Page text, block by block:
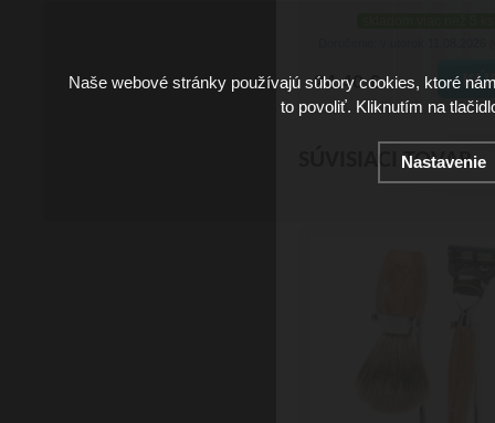
24.40 €
SÚVISIACI TOVAR
Naše webové stránky používajú súbory cookies, ktoré
to povoliť. Kliknutím na
Nastavenie